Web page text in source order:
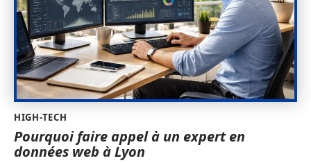
HIGH-TECH
Pourquoi faire appel à un expert en
données web à Lyon